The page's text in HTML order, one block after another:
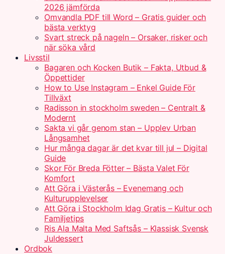
2026 jämförda
Omvandla PDF till Word – Gratis guider och
bästa verktyg
Svart streck på nageln – Orsaker, risker och
när söka vård
Livsstil
Bagaren och Kocken Butik – Fakta, Utbud &
Öppettider
How to Use Instagram – Enkel Guide För
Tillväxt
Radisson in stockholm sweden – Centralt &
Modernt
Sakta vi går genom stan – Upplev Urban
Långsamhet
Hur många dagar är det kvar till jul – Digital
Guide
Skor För Breda Fötter – Bästa Valet För
Komfort
Att Göra i Västerås – Evenemang och
Kulturupplevelser
Att Göra i Stockholm Idag Gratis – Kultur och
Familjetips
Ris Ala Malta Med Saftsås – Klassisk Svensk
Juldessert
Ordbok